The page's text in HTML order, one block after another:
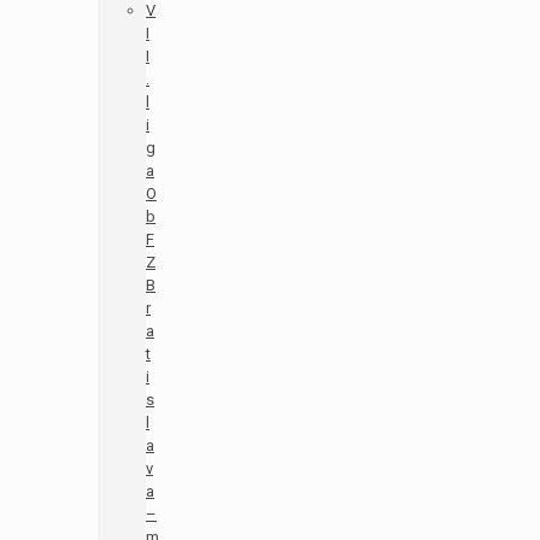
V
I
I
i
g
a
O
b
F
Z
B
r
a
t
i
s
a
v
a
–